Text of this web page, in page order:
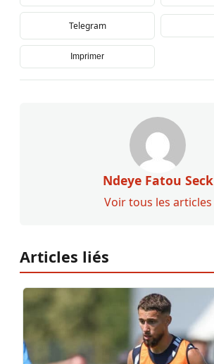
Telegram
Imprimer
Ndeye Fatou Seck
Voir tous les articles
Articles liés